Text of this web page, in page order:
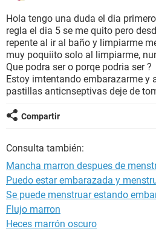
BIENESTAR
SEXUALIDAD
GLOSARIO
Hola tengo una duda el dia
regla el dia 5 se me quito pero
repente al ir al baño y limpiarme
muy poquiito solo al limpiarme,
Que podra ser o porqe podria ser ?
Estoy imtentando embarazarme y
pastillas anticnseptivas deje de
Compartir
Consulta también:
Mancha marron despues de
Puedo estar embarazada y
Se puede menstruar estando
Flujo marron
Heces marrón oscuro